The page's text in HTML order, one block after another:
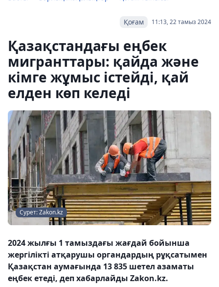
11:13, 22 тамыз 2024
Қоғам
Қазақстандағы еңбек
мигранттары: қайда және
кімге жұмыс істейді, қай
елден көп келеді
Сурет: Zakon.kz
2024 жылғы 1 тамыздағы жағдай бойынша
жергілікті атқарушы органдардың рұқсатымен
Қазақстан аумағында 13 835 шетел азаматы
еңбек етеді, деп хабарлайды Zakon.kz.